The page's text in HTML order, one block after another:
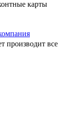
производит все